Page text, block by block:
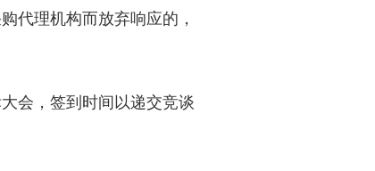
代理机构而放弃响应的，
会，签到时间以递交竞谈